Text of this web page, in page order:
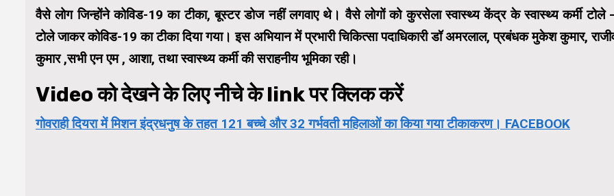
वैसे लोग जिन्होंने कोविड-19 का टीका, बूस्टर डोज नहीं लगवाए थे। वैसे लोगों को कुरसेला स्वास्थ्य केंद्र के स्वास्थ्य कर्मी टोले
टोले जाकर कोविड-19 का टीका दिया गया। इस अभियान में प्रभारी चिकित्सा पदाधिकारी डॉ अमरलाल, प्रबंधक मुकेश कुमार,
कुमार ,सभी एन एम , आशा, तथा स्वास्थ्य कर्मी की सराहनीय भूमिका रही।
Video को देखने के लिए नीचे के link पर क्लिक करें
गोवराही दियरा में मिशन इंद्रधनुष के तहत 121 बच्चे और 32 गर्भवती महिलाओं का किया गया टीकाकरण। FACEBOOK